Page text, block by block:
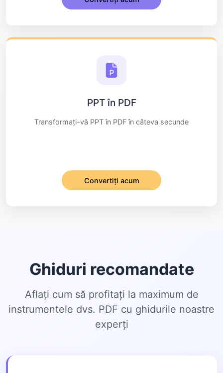
PPT în PDF
Transformați-vă PPT în PDF în câteva secunde
Convertiți acum
Ghiduri recomandate
Aflați cum să profitați la maximum de
instrumentele dvs. PDF cu ghidurile noastre
experți